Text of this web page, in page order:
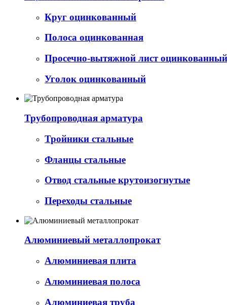
Круг оцинкованный
Полоса оцинкованная
Просечно-вытяжной лист
Уголок оцинкованный
Трубопроводная арматура
Тройники стальные
Фланцы стальные
Отвод стальные крутоизогнутые
Переходы стальные
Алюминиевый металлопрокат
Алюминиевая плита
Алюминиевая полоса
Алюминиевая труба